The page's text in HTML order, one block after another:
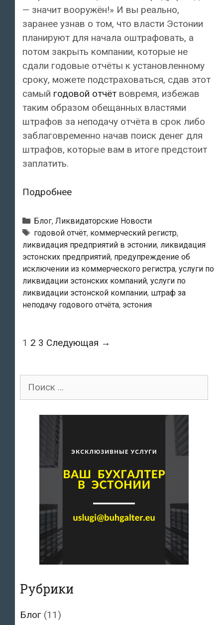
— значит вооружён!» И вы реально,
заранее узнав о том, что власти Эстонии
планируют для начала оштрафовать, а
потом закрыть компании, которые не
сдали годовые отчёты к установленному
сроку, можете подстраховаться, сдав этот
самый годовой отчёт вовремя, избежав
таким образом обещанных властями
штрафов за неподачу отчёта в срок либо
заблаговременно начав поиск денег для
штрафов, которые вам в итоге предстоит
заплатить.
ПодробнееПредупреждение
исключении
из
Коммерческого
регистра
может
быть
отправлено
автоматически
истечения
подачи
годового
Рубрики
Блог, Ликвидаторские Новости
Метки
годовой отчёт, коммерческий регистр,
ликвидация предприятий в эстонии, ликвидация
эстонских предприятий, предупреждение об
исключении из коммерческого регистра, услуги по
ликвидации эстонских компаний, услуги по
ликвидации эстонской компании, штраф за
неподачу годового отчёта, эстония
Навигация
1 2 3 Следующая →
Поиск
Рубрики
Блог (11)